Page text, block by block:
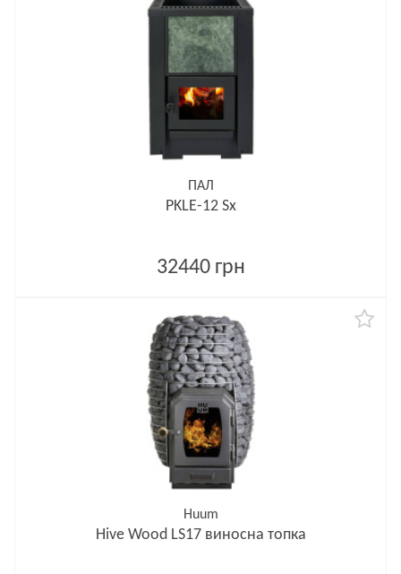
ПАЛ
PKLE-12 Sx
32440 грн
Huum
Hive Wood LS17 виносна топка